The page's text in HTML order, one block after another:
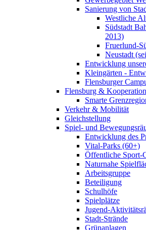
Sanierung von
Westliche
Südstadt
2013)
Fruerlund-
Neustadt
Entwicklung
Kleingärten -
Flensburger
Flensburg &
Smarte
Verkehr & Mobilität
Gleichstellung
Spiel- und
Entwicklung des
Vital-Parks (60+)
Öffentliche Sport-
Naturnahe
Arbeitsgruppe
Beteiligung
Schulhöfe
Spielplätze
Jugend-
Stadt-Strände
Grünanlagen